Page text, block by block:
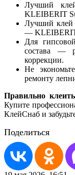
Лучший
KLEIBERIT
Лучший клей
—
Для
состава —
коррекции.
Не
ремонту
Правильно
Купите
КлейСнаб и
Поделиться